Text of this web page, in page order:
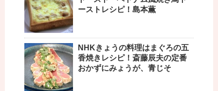
ーストレシピ！島本薫
NHKきょうの料理はまぐろの五
香焼きレシピ！斎藤辰夫の定番
おかずにみょうが、青じそ